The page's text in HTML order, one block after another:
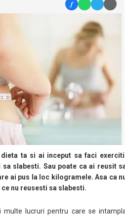
f
ta si ai inceput sa faci
slabesti. Sau poate ca ai reusit
ai pus la loc kilogramele. Asa ca
nu reusesti sa slabesti.
multe lucruri pentru care se